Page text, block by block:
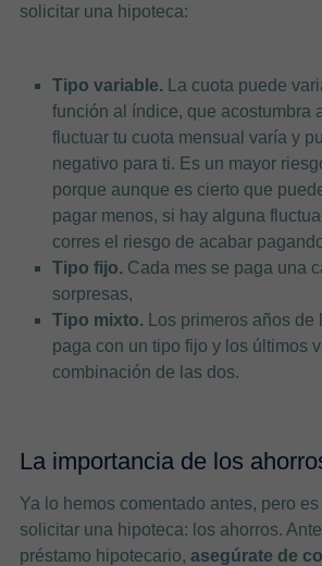
solicitar una hipoteca:
Tipo variable. La cuota puede
función al índice, que acostumbra
fluctuar tu cuota mensual varía y
negativo para ti. Es un mayor
porque aunque es cierto que
pagar menos, si hay alguna
corres el riesgo de acabar
Tipo fijo. Cada mes se paga una
sorpresas,
Tipo mixto. Los primeros años de
paga con un tipo fijo y los últimos
combinación de las dos.
La importancia de los
Ya lo hemos comentado antes, pero
solicitar una hipoteca: los ahorros.
préstamo hipotecario, asegúrate de